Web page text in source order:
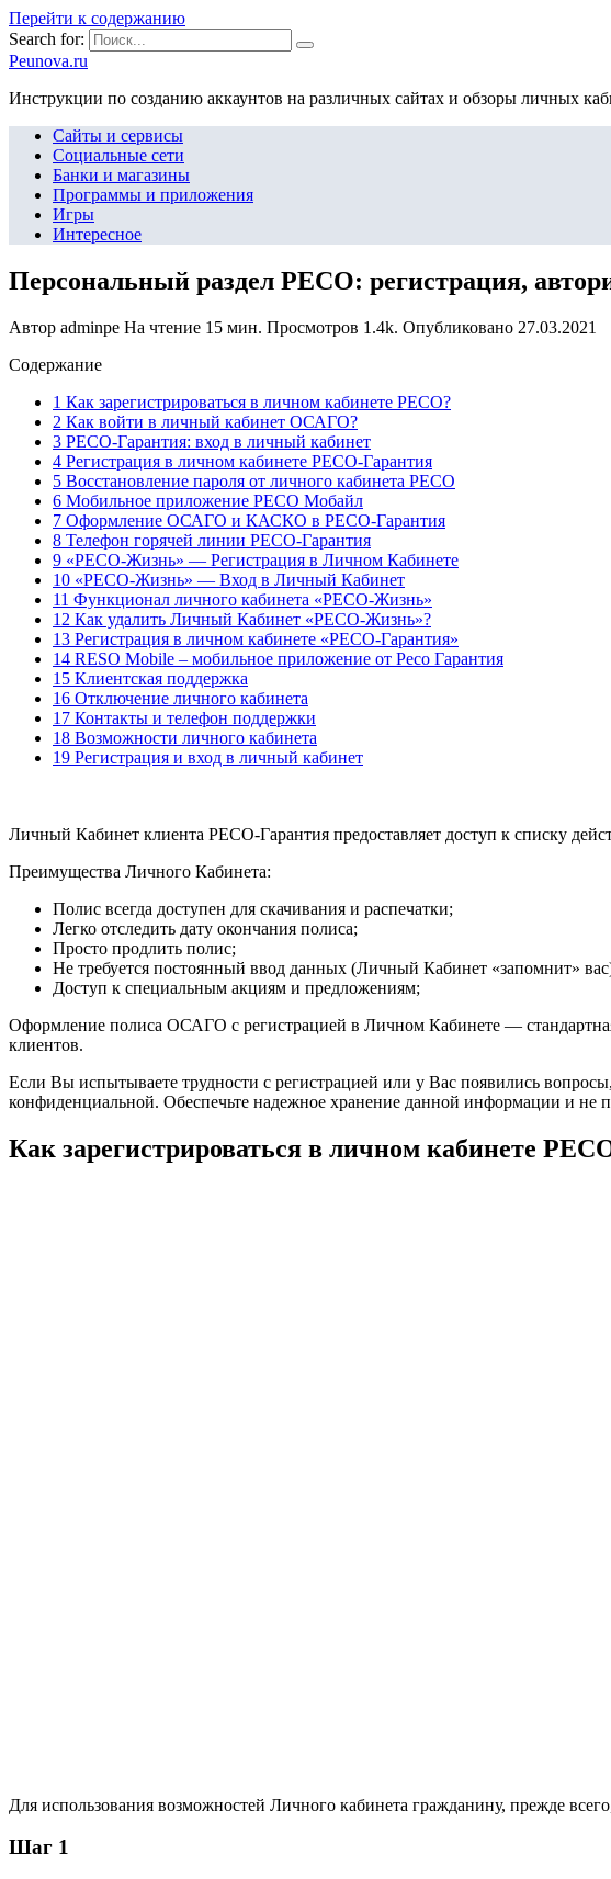
Перейти к содержанию
Search for:
Peunova.ru
Инструкции по созданию аккаунтов на различных сайтах и обзоры личных
Сайты и сервисы
Социальные сети
Банки и магазины
Программы и приложения
Игры
Интересное
Персональный раздел РЕСО: регистрация,
Автор adminpe На чтение 15 мин. Просмотров 1.4k. Опубликовано 27.03.2021
Содержание
1 Как зарегистрироваться в личном кабинете РЕСО?
2 Как войти в личный кабинет ОСАГО?
3 РЕСО-Гарантия: вход в личный кабинет
4 Регистрация в личном кабинете РЕСО-Гарантия
5 Восстановление пароля от личного кабинета РЕСО
6 Мобильное приложение РЕСО Мобайл
7 Оформление ОСАГО и КАСКО в РЕСО-Гарантия
8 Телефон горячей линии РЕСО-Гарантия
9 «РЕСО-Жизнь» — Регистрация в Личном Кабинете
10 «РЕСО-Жизнь» — Вход в Личный Кабинет
11 Функционал личного кабинета «РЕСО-Жизнь»
12 Как удалить Личный Кабинет «РЕСО-Жизнь»?
13 Регистрация в личном кабинете «РЕСО-Гарантия»
14 RESO Mobile – мобильное приложение от Ресо Гарантия
15 Клиентская поддержка
16 Отключение личного кабинета
17 Контакты и телефон поддержки
18 Возможности личного кабинета
19 Регистрация и вход в личный кабинет
Личный Кабинет клиента РЕСО-Гарантия предоставляет доступ к списку
Преимущества Личного Кабинета:
Полис всегда доступен для скачивания и распечатки;
Легко отследить дату окончания полиса;
Просто продлить полис;
Не требуется постоянный ввод данных (Личный Кабинет «запомнит»
Доступ к специальным акциям и предложениям;
Оформление полиса ОСАГО с регистрацией в Личном Кабинете —
клиентов.
Если Вы испытываете трудности с регистрацией или у Вас появились
конфиденциальной. Обеспечьте надежное хранение данной информации и не
Как зарегистрироваться в личном кабинете
Для использования возможностей Личного кабинета гражданину, прежде
Шаг 1